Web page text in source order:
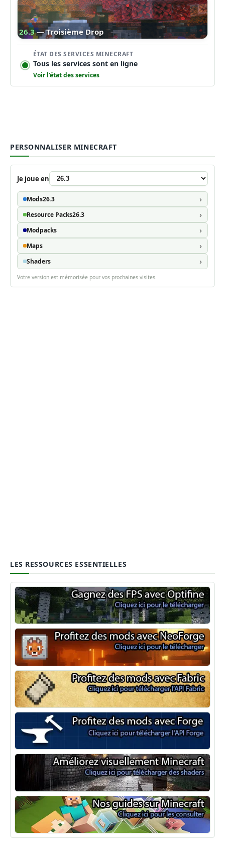
26.3 — Troisième Drop
ÉTAT DES SERVICES MINECRAFT
Tous les services sont en ligne
Voir l’état des services
PERSONNALISER MINECRAFT
Je joue en
Mods26.3
Resource Packs26.3
Modpacks
Maps
Shaders
Votre version est mémorisée pour vos prochaines visites.
LES RESSOURCES ESSENTIELLES
Optifine
NeoForge
Minecraft Fabric
Minecraft Forge
Shaders Minecraft
Guide Minecraft